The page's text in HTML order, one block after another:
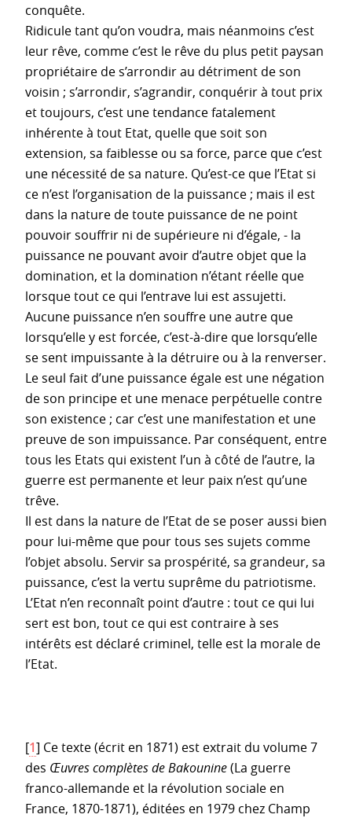
conquête.
Ridicule tant qu’on voudra, mais néanmoins c’est
leur rêve, comme c’est le rêve du plus petit paysan
propriétaire de s’arrondir au détriment de son
voisin ; s’arrondir, s’agrandir, conquérir à tout prix
et toujours, c’est une tendance fatalement
inhérente à tout Etat, quelle que soit son
extension, sa faiblesse ou sa force, parce que c’est
une nécessité de sa nature. Qu’est-ce que l’Etat si
ce n’est l’organisation de la puissance ; mais il est
dans la nature de toute puissance de ne point
pouvoir souffrir ni de supérieure ni d’égale, - la
puissance ne pouvant avoir d’autre objet que la
domination, et la domination n’étant réelle que
lorsque tout ce qui l’entrave lui est assujetti.
Aucune puissance n’en souffre une autre que
lorsqu’elle y est forcée, c’est-à-dire que lorsqu’elle
se sent impuissante à la détruire ou à la renverser.
Le seul fait d’une puissance égale est une négation
de son principe et une menace perpétuelle contre
son existence ; car c’est une manifestation et une
preuve de son impuissance. Par conséquent, entre
tous les Etats qui existent l’un à côté de l’autre, la
guerre est permanente et leur paix n’est qu’une
trêve.
Il est dans la nature de l’Etat de se poser aussi bien
pour lui-même que pour tous ses sujets comme
l’objet absolu. Servir sa prospérité, sa grandeur, sa
puissance, c’est la vertu suprême du patriotisme.
L’Etat n’en reconnaît point d’autre : tout ce qui lui
sert est bon, tout ce qui est contraire à ses
intérêts est déclaré criminel, telle est la morale de
l’Etat.
[1] Ce texte (écrit en 1871) est extrait du volume 7
des Œuvres complètes de Bakounine(La guerre
franco-allemande et la révolution sociale en
France, 1870-1871), éditées en 1979 chez Champ